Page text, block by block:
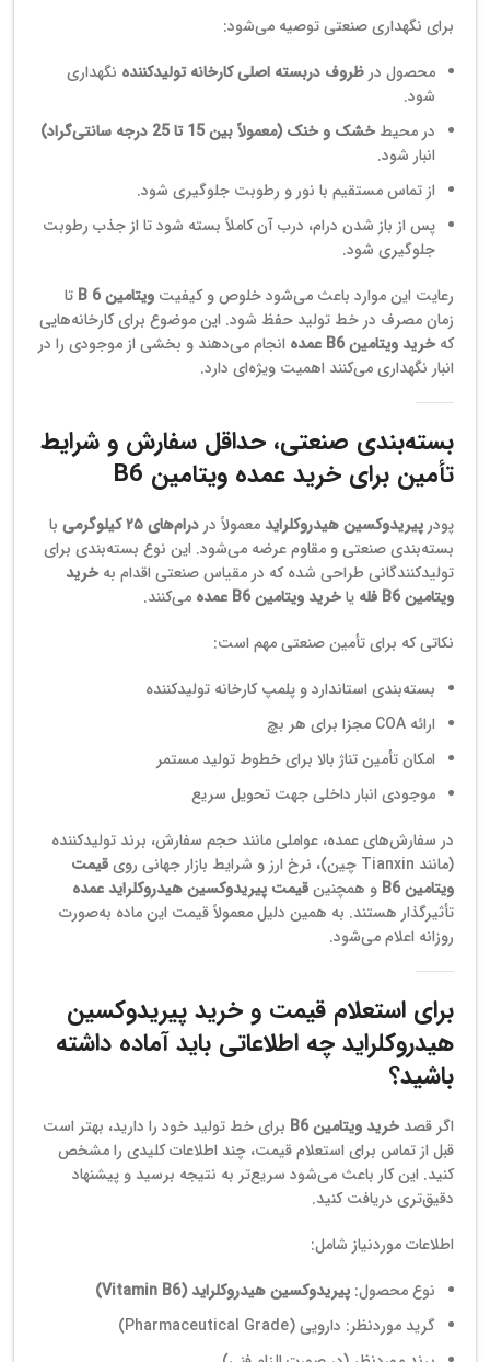
برای نگهداری صنعتی توصیه می‌شود:
محصول در ظروف دربسته اصلی کارخانه تولیدکننده نگهداری
شود.
در محیط خشک و خنک (معمولاً بین 15 تا 25 درجه سانتی‌گراد)
انبار شود.
از تماس مستقیم با نور و رطوبت جلوگیری شود.
پس از باز شدن درام، درب آن کاملاً بسته شود تا از جذب رطوبت
جلوگیری شود.
رعایت این موارد باعث می‌شود خلوص و کیفیت ویتامین B 6
تا
زمان مصرف در خط تولید حفظ شود. این موضوع برای کارخانه‌هایی
که خرید ویتامین B6 عمده
انجام می‌دهند و بخشی از موجودی را در
انبار نگهداری می‌کنند اهمیت ویژه‌ای دارد.
بسته‌بندی صنعتی، حداقل سفارش و شرایط
تأمین برای خرید عمده ویتامین B6
پودر پیریدوکسین هیدروکلرایدمعمولاً در درام‌های ۲۵ کیلوگرمی
با
بسته‌بندی صنعتی و مقاوم عرضه می‌شود. این نوع بسته‌بندی برای
تولیدکنندگانی طراحی شده که در مقیاس صنعتی اقدام به خرید
ویتامین B6 فله
یاخرید ویتامین B6 عمده
می‌کنند.
نکاتی که برای تأمین صنعتی مهم است:
بسته‌بندی استاندارد و پلمپ کارخانه تولیدکننده
ارائه COA مجزا برای هر بچ
امکان تأمین تناژ بالا برای خطوط تولید مستمر
موجودی انبار داخلی جهت تحویل سریع
در سفارش‌های عمده، عواملی مانند حجم سفارش، برند تولیدکننده
(مانند Tianxin چین)، نرخ ارز و شرایط بازار جهانی روی
قیمت
ویتامین B6
و همچنینقیمت پیریدوکسین هیدروکلراید عمده
تأثیرگذار هستند. به همین دلیل معمولاً قیمت این ماده به‌صورت
روزانه اعلام می‌شود.
برای استعلام قیمت و خرید پیریدوکسین
هیدروکلراید چه اطلاعاتی باید آماده داشته
باشید؟
اگر قصد خرید ویتامین B6
برای خط تولید خود را دارید، بهتر است
قبل از تماس برای استعلام قیمت، چند اطلاعات کلیدی را مشخص
کنید. این کار باعث می‌شود سریع‌تر به نتیجه برسید و پیشنهاد
دقیق‌تری دریافت کنید.
اطلاعات موردنیاز شامل:
نوع محصول: پیریدوکسین هیدروکلراید (Vitamin B6)
گرید موردنظر: دارویی (Pharmaceutical Grade)